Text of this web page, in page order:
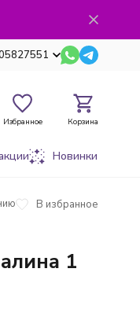
Избранное Корзина
Новинки
В избранное
1